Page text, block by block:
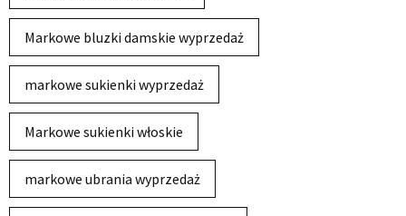
Markowe bluzki damskie wyprzedaż
markowe sukienki wyprzedaż
Markowe sukienki włoskie
markowe ubrania wyprzedaż